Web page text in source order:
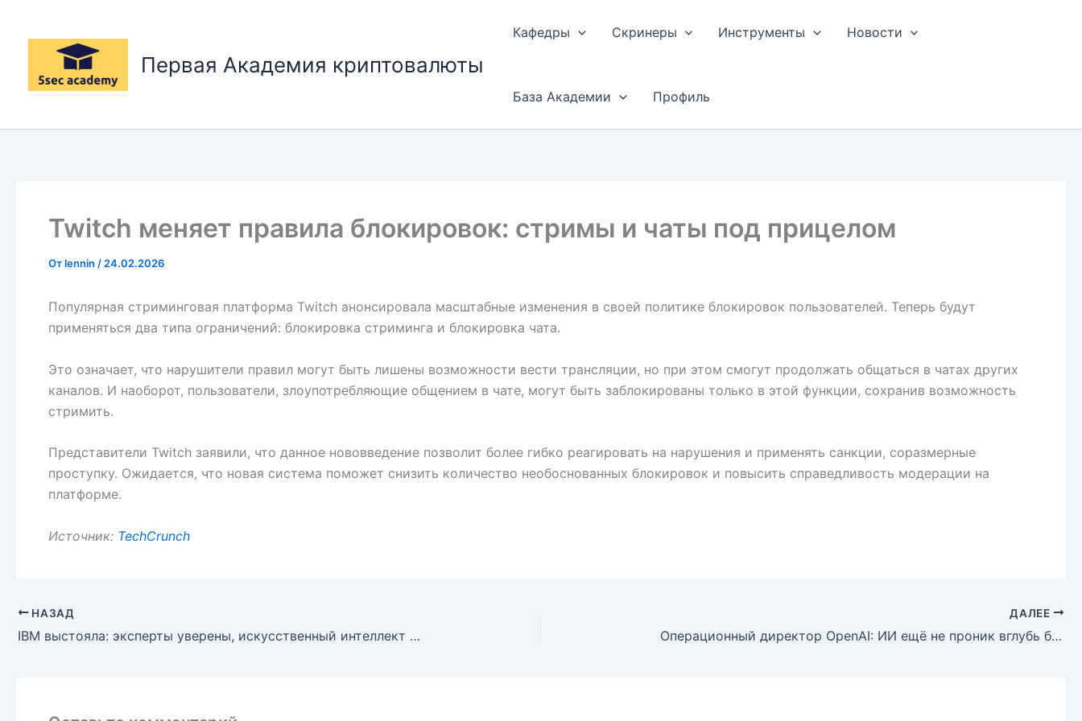
содержимому
Первая Академия криптовалюты
Кафедры Скринеры Инструменты Новости
База Академии Профиль
Twitch меняет правила блокировок: стримы и чаты под прицелом
Отlennin / 24.02.2026
Популярная стриминговая платформа Twitch анонсировала масштабные изменения в своей политике блокировок пользователей. Теперь будут
применяться два типа ограничений: блокировка стриминга и блокировка чата.
Это означает, что нарушители правил могут быть лишены возможности вести трансляции, но при этом смогут продолжать общаться в чатах других
каналов. И наоборот, пользователи, злоупотребляющие общением в чате, могут быть заблокированы только в этой функции, сохранив возможность
стримить.
Представители Twitch заявили, что данное нововведение позволит более гибко реагировать на нарушения и применять санкции, соразмерные
проступку. Ожидается, что новая система поможет снизить количество необоснованных блокировок и повысить справедливость модерации на
платформе.
Источник: TechCrunch
НАЗАД
IBM выстояла: эксперты уверены, искусственный интеллект не сломит компанию
ДАЛЕЕ
Операционный директор OpenAI: ИИ ещё не проник вглубь бизнес-процессов предприятий